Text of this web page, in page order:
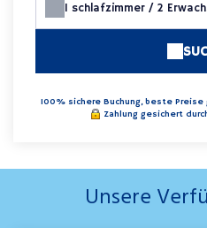
1 schlafzimmer / 2
100% sichere Buchung, beste
Zahlung gesichert
Unsere